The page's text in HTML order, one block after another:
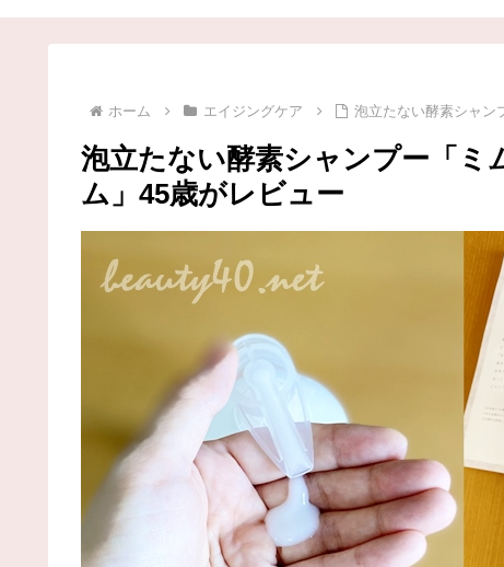
ホーム エイジングケア 泡立たない酵素シャン
泡立たない酵素シャンプー「
ム」45歳がレビュー